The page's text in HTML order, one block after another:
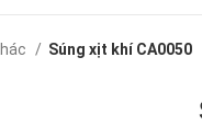
Súng xịt khí CA0050